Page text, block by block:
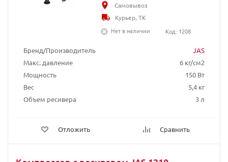
Бренд/Производитель
JAS
Макс. давление
6 кг/см2
Мощность
150 Вт
Вес
5,4 кг
Объем ресивера
3 л
Отложить Сравнить
Самовывоз
Курьер, ТК
Нет в наличии
Код: 1208